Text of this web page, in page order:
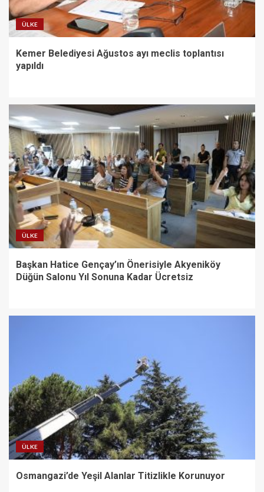
ÜLKE
Kemer Belediyesi Ağustos ayı meclis toplantısı
yapıldı
ÜLKE
Başkan Hatice Gençay’ın Önerisiyle Akyeniköy
Düğün Salonu Yıl Sonuna Kadar Ücretsiz
ÜLKE
Osmangazi’de Yeşil Alanlar Titizlikle Korunuyor